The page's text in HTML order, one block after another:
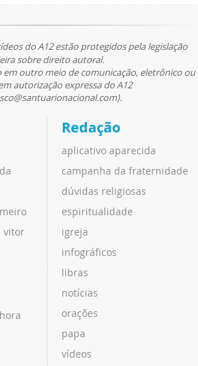
do A12 estão protegidos pela legislação
sobre direito autoral.
outro meio de comunicação, eletrônico ou
autorização expressa do A12
vitor
Redação
aplicativo aparecida
campanha da fraternidade
dúvidas religiosas
espiritualidade
igreja
infográficos
libras
notícias
orações
papa
vídeos